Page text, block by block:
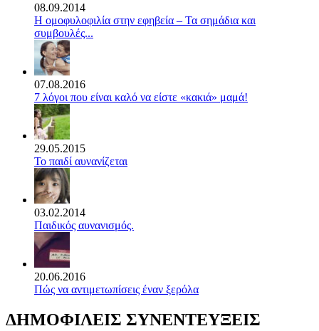
08.09.2014
Η ομοφυλοφιλία στην εφηβεία – Τα σημάδια και
συμβουλές...
07.08.2016
7 λόγοι που είναι καλό να είστε «κακιά» μαμά!
29.05.2015
Το παιδί αυνανίζεται
03.02.2014
Παιδικός αυνανισμός.
20.06.2016
Πώς να αντιμετωπίσεις έναν ξερόλα
ΔΗΜΟΦΙΛΕΙΣ ΣΥΝΕΝΤΕΥΞΕΙΣ